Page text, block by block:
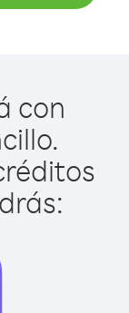
con